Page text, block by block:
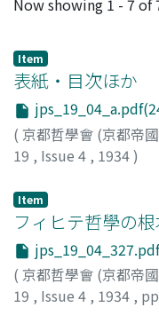
Item
表紙・目次ほか
( 京都哲學會 (京都帝
19 , Issue 4 , 1934)
Item
フィヒテ哲學の
( 京都哲學會 (京都帝
19 , Issue 4 , 1934 ,